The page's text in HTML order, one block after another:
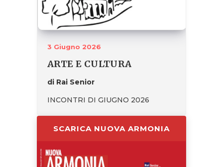
3 Giugno 2026
ARTE E CULTURA
di Rai Senior
INCONTRI DI GIUGNO 2026
SCARICA NUOVA ARMONIA